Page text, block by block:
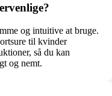
og intuitive at bruge.
til kvinder
så du kan
og nemt.